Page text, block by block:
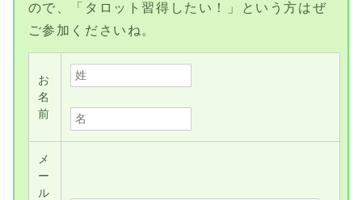
ので、「タロット習得したい！」という方はぜ
ご参加くださいね。
お
名
前
メ
ー
ル